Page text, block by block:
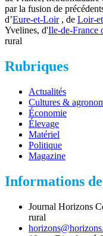
par la fusion de
d’Eure-et-Loir, de Loir-
Yvelines, d'Ile-de-France
rural
Rubriques
Actualités
Cultures &
Économie
Élevage
Matériel
Politique
Magazine
Informations
Journal Horizons
rural